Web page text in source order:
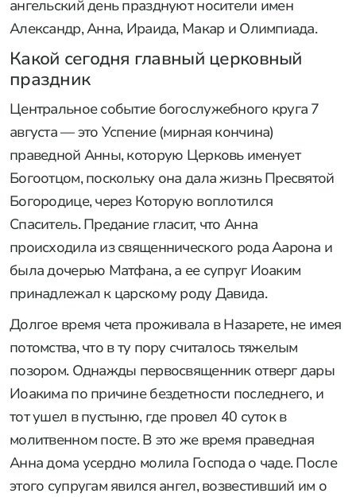
ангельский день празднуют носители имен
Александр, Анна, Ираида, Макар и Олимпиада.
Какой сегодня главный церковный
праздник
Центральное событие богослужебного круга 7
августа — это Успение (мирная кончина)
праведной Анны, которую Церковь именует
Богоотцом, поскольку она дала жизнь Пресвятой
Богородице, через Которую воплотился
Спаситель. Предание гласит, что Анна
происходила из священнического рода Аарона и
была дочерью Матфана, а ее супруг Иоаким
принадлежал к царскому роду Давида.
Долгое время чета проживала в Назарете, не имея
потомства, что в ту пору считалось тяжелым
позором. Однажды первосвященник отверг дары
Иоакима по причине бездетности последнего, и
тот ушел в пустыню, где провел 40 суток в
молитвенном посте. В это же время праведная
Анна дома усердно молила Господа о чаде. После
этого супругам явился ангел, возвестивший им о